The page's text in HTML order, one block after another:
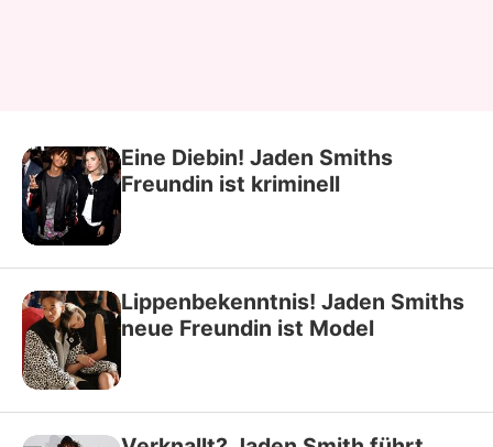
Eine Diebin! Jaden Smiths
Freundin ist kriminell
Lippenbekenntnis! Jaden Smiths
neue Freundin ist Model